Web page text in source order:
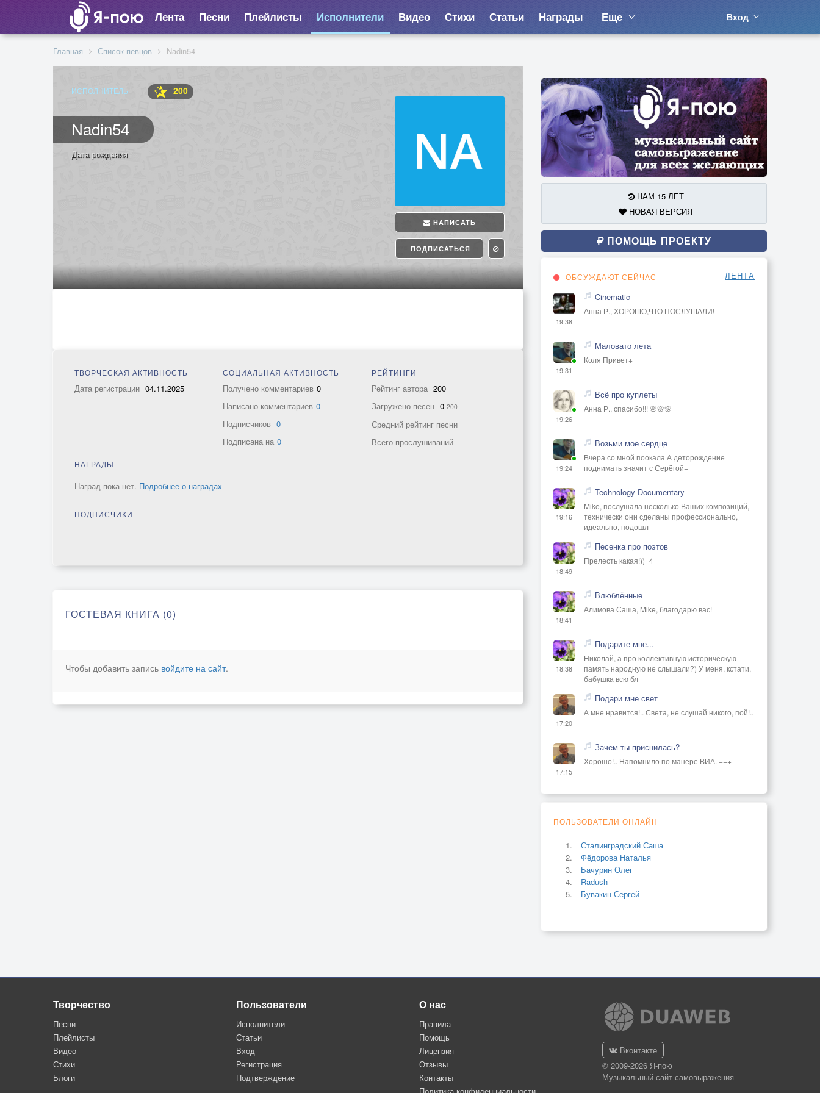
Лента Песни Плейлисты Исполнители Видео Стихи Статьи Награды Еще Вход
Главная Список певцов Nadin54
ИСПОЛНИТЕЛЬ 200
Nadin54
НАПИСАТЬ
ПОДПИСАТЬСЯ
Дата рождения
ТВОРЧЕСКАЯ АКТИВНОСТЬ
Дата регистрации 04.11.2025
СОЦИАЛЬНАЯ АКТИВНОСТЬ
Получено комментариев 0
Написано комментариев 0
Подписчиков 0
Подписана на 0
РЕЙТИНГИ
Рейтинг автора 200
Загружено песен 0 200
Средний рейтинг песни
Всего прослушиваний
НАГРАДЫ
Наград пока нет. Подробнее о наградах
ПОДПИСЧИКИ
ГОСТЕВАЯ КНИГА (0)
Чтобы добавить запись войдите на сайт.
НАМ 15 ЛЕТ
НОВАЯ ВЕРСИЯ
ПОМОЩЬ ПРОЕКТУ
ОБСУЖДАЮТ СЕЙЧАС ЛЕНТА
19:38
Cinematic
Анна Р., ХОРОШО,ЧТО ПОСЛУШАЛИ!
19:31
Маловато лета
Коля Привет+
19:26
Всё про куплеты
Анна Р., спасибо!!! 🌸🌸🌸
19:24
Возьми мое сердце
Вчера со мной поокала А деторождение
поднимать значит с Серёгой+
19:16
Technology Documentary
Mike, послушала несколько Ваших композиций,
технически они сделаны профессионально,
идеально, подошл
18:49
Песенка про поэтов
Прелесть какая!))+4
18:41
Влюблённые
Алимова Саша, Mike, благодарю вас!
18:38
Подарите мне...
Николай, а про коллективную историческую
память народную не слышали?) У меня, кстати,
бабушка всю бл
17:20
Подари мне свет
А мне нравится!.. Света, не слушай никого, пой!..
17:15
Зачем ты приснилась?
Хорошо!.. Напомнило по манере ВИА. +++
ПОЛЬЗОВАТЕЛИ ОНЛАЙН
Сталинградский Саша
Фёдорова Наталья
Бачурин Олег
Radush
Бувакин Сергей
Творчество
Песни
Плейлисты
Видео
Стихи
Блоги
Пользователи
Исполнители
Статьи
Вход
Регистрация
Подтверждение
О нас
Правила
Помощь
Лицензия
Отзывы
Контакты
Вконтакте
© 2009-2026 Я-пою
Музыкальный сайт самовыражения